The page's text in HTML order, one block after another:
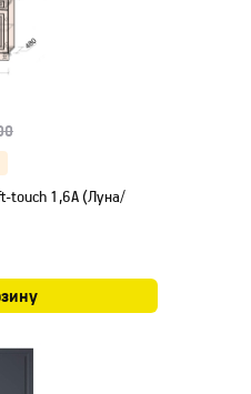
touch 1,6А (Луна/